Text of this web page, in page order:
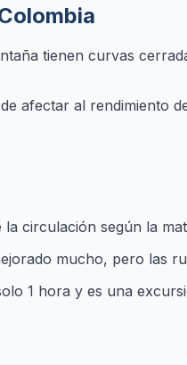
tienen curvas
afectar al rendimiento
circulación según la
mucho, pero las
1 hora y es una